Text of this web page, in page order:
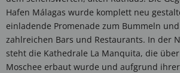
Hafen Málagas wurde komplett neu
einladende Promenade zum Bummeln
zahlreichen Bars und Restaurants. In der
steht die Kathedrale La Manquita, die
Moschee erbaut wurde und aufgrund